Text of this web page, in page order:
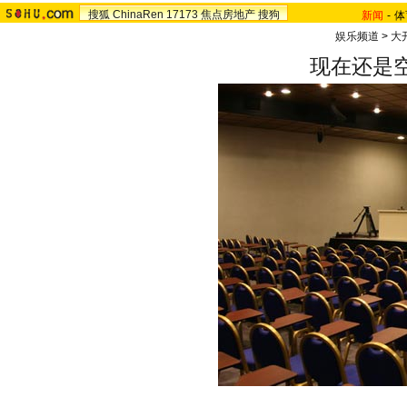
搜狐 ChinaRen 17173 焦点房地产 搜狗 新闻 -
娱乐频道 > 大
现在还是